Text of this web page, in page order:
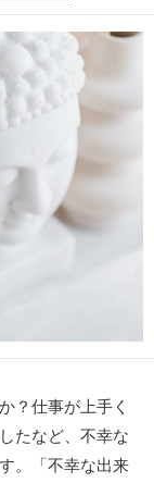
？仕事が上手く
たなど、不幸な
。「不幸な出来